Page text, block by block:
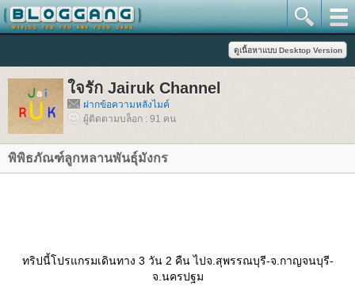
จรัก Jairuk Channel
ฝากข้อความหลังไมค์
ผู้ติดตามบล็อก : 91 คน
พิพิธภัณฑ์ลูกหลานพันธุ์มังกร
ทริปนี้โปรแกรมเดินทาง 3 วัน 2 คืน ไปจ.สุพรรณบุรี-จ.กาญจนบุรี-
จ.นครปฐม